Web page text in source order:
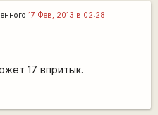
17 Фев, 2013 в 02:28
17 впритык.